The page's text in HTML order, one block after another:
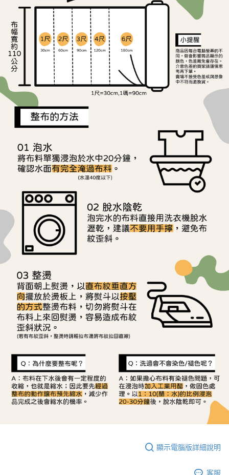
２．訂單成立數日內，您將收到繳費通知簡訊。
３．收到繳費通知簡訊後14天內，點擊此簡訊中的連結，可透過四大超商／
ATM／網路銀行／等多元方式進行付款，方視為交易完成。
※ 請注意：結帳手續完成當下不需立刻繳費，但若您需要取消訂單，請聯絡
購買商品的店家。未經商家同意取消之訂單仍視為有效，需透過AFTEE先享
後付繳納相關費用。
※ 交易是否成功請以「AFTEE先享後付 」之結帳頁面顯示為準，若有關於
是否繳費成功／繳費後需取消欲退款等相關疑問，請聯繫「AFTEE先享後付
客戶支援中心」 https://netprotections.freshdesk.com/support/home
【注意事項】
１．透過由恩沛科技股份有限公司提供之「AFTEE先享後付」服務完成之交
易，需依本服務之必要範圍內提供個人資料，並將交易相關給付款項請求債
權轉讓予恩沛科技股份有限公司。
https://aftee.tw/terms/#terms3
３．未成年的使用者請事先徵得法定代理人或監護人之同意方可使用
「AFTEE先享後付」，若未經同意申辦者引起之損失，本公司不負相關責
任。
４．使用「AFTEE先享後付」時，將依據個別帳號之用戶狀況，依本公司即
時審查核予不同之上限額度；若仍有額度不足之情形，本公司將視審查結果
請求用戶進行身份認證。
５．嚴禁一人註冊多個帳號或使用他人資訊註冊。若發現惡意使用之情形，
恩沛科技股份有限公司將有權停止該用戶之使用額度並採取法律行動。
每筆NT$65，滿NT$1,500(含以上)免運費
宅配
每筆NT$150，滿NT$1,500(含以上)免運費
離島宅配
每筆NT$240
顯示電腦版詳細說明
客服